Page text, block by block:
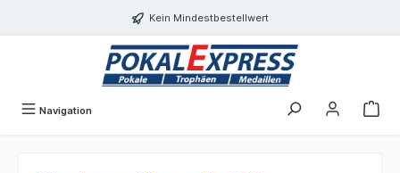
Kein Mindestbestellwert
Navigation